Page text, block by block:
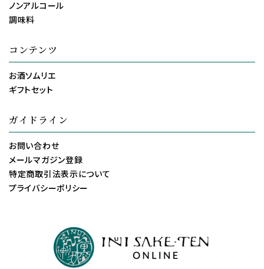
ノンアルコール
調味料
コンテンツ
お酒ソムリエ
ギフトセット
ガイドライン
お問い合わせ
メールマガジン登録
特定商取引法表示について
プライバシーポリシー